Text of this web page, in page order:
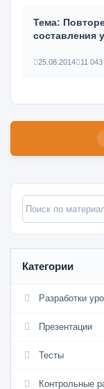
Тема:
составления
25.08.2014 11 043
Категории
Разработки
Презентации
Тесты
Контрольные